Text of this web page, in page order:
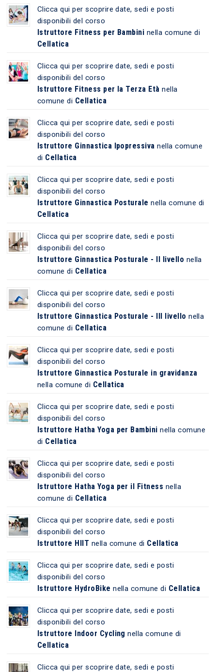
Clicca qui per scoprire date, sedi e posti
disponibili del corso
Istruttore Fitness per Bambini nella comune di
Cellatica
Clicca qui per scoprire date, sedi e posti
disponibili del corso
Istruttore Fitness per la Terza Età nella
comune di Cellatica
Clicca qui per scoprire date, sedi e posti
disponibili del corso
Istruttore Ginnastica Ipopressiva nella comune
di Cellatica
Clicca qui per scoprire date, sedi e posti
disponibili del corso
Istruttore Ginnastica Posturale nella comune di
Cellatica
Clicca qui per scoprire date, sedi e posti
disponibili del corso
Istruttore Ginnastica Posturale - II livello nella
comune di Cellatica
Clicca qui per scoprire date, sedi e posti
disponibili del corso
Istruttore Ginnastica Posturale - III livello nella
comune di Cellatica
Clicca qui per scoprire date, sedi e posti
disponibili del corso
Istruttore Ginnastica Posturale in gravidanza
nella comune di Cellatica
Clicca qui per scoprire date, sedi e posti
disponibili del corso
Istruttore Hatha Yoga per Bambini nella comune
di Cellatica
Clicca qui per scoprire date, sedi e posti
disponibili del corso
Istruttore Hatha Yoga per il Fitness nella
comune di Cellatica
Clicca qui per scoprire date, sedi e posti
disponibili del corso
Istruttore HIIT nella comune di Cellatica
Clicca qui per scoprire date, sedi e posti
disponibili del corso
Istruttore HydroBike nella comune di Cellatica
Clicca qui per scoprire date, sedi e posti
disponibili del corso
Istruttore Indoor Cycling nella comune di
Cellatica
Clicca qui per scoprire date, sedi e posti